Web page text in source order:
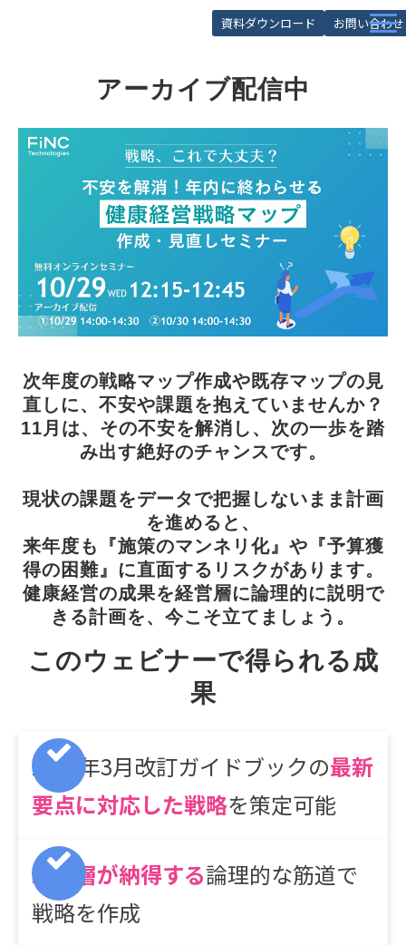
資料ダウンロード お問い合わせ
導入事例
お役立ち資料
セミナー
FAQ
アーカイブ配信中
次年度の戦略マップ作成や既存マップの見
直しに、不安や課題を抱えていませんか？
11月は、その不安を解消し、次の一歩を踏
み出す絶好のチャンスです。
現状の課題をデータで把握しないまま計画
を進めると、
来年度も『施策のマンネリ化』や『予算獲
得の困難』に直面するリスクがあります。
健康経営の成果を経営層に論理的に説明で
きる計画を、今こそ立てましょう。
このウェビナーで得られる成
果
2025年3月改訂ガイドブックの最新
要点に対応した戦略を策定可能
経営層が納得する論理的な筋道で
戦略を作成